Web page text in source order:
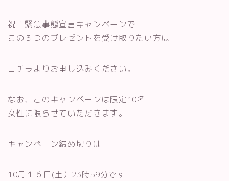
祝！緊急事態宣言キャンペーンで
この３つのプレゼントを受け取りたい方は
コチラよりお申し込みください。
なお、このキャンペーンは限定10名
女性に限らせていただきます。
キャンペーン締め切りは
10月１６日(土）23時59分です